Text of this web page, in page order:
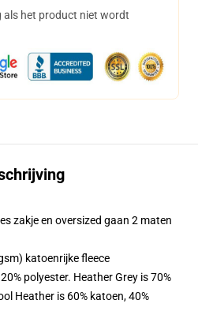
als het product niet wordt
zakje en oversized gaan 2 maten
katoenrijke fleece
polyester. Heather Grey is 70%
Heather is 60% katoen, 40%